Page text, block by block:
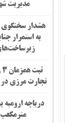
مدیریت
هشدار
به استمرار
تجارت مرزی در